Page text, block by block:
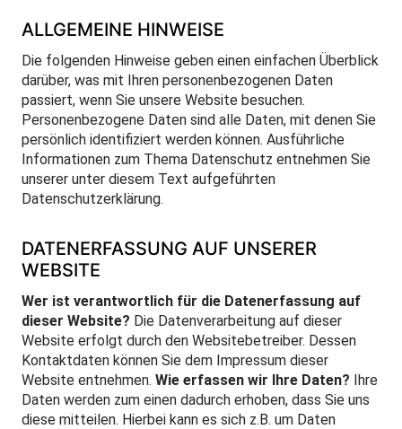
ALLGEMEINE HINWEISE
Die folgenden Hinweise geben einen einfachen Überblick
darüber, was mit Ihren personenbezogenen Daten
passiert, wenn Sie unsere Website besuchen.
Personenbezogene Daten sind alle Daten, mit denen Sie
persönlich identifiziert werden können. Ausführliche
Informationen zum Thema Datenschutz entnehmen Sie
unserer unter diesem Text aufgeführten
Datenschutzerklärung.
DATENERFASSUNG AUF UNSERER
WEBSITE
Wer ist verantwortlich für die Datenerfassung auf
dieser Website? Die Datenverarbeitung auf dieser
Website erfolgt durch den Websitebetreiber. Dessen
Kontaktdaten können Sie dem Impressum dieser
Website entnehmen. Wie erfassen wir Ihre Daten? Ihre
Daten werden zum einen dadurch erhoben, dass Sie uns
diese mitteilen. Hierbei kann es sich z.B. um Daten